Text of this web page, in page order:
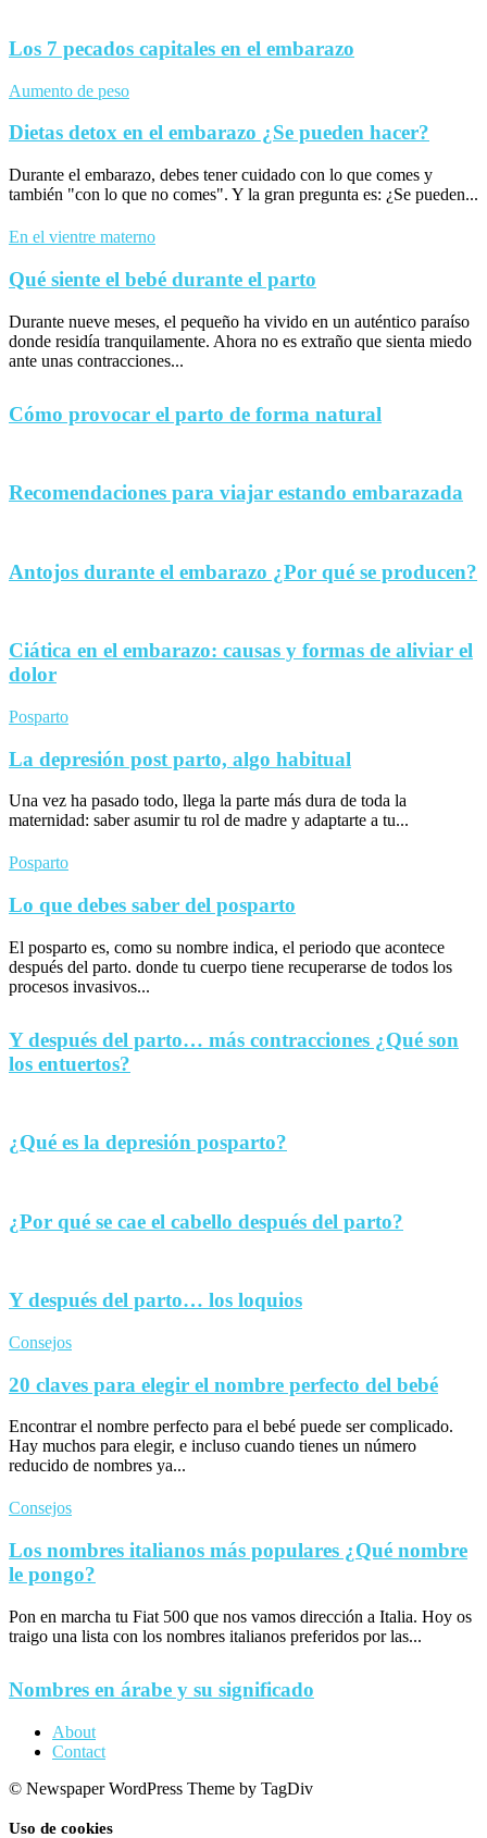
Los 7 pecados capitales en el embarazo
Aumento de peso
Dietas detox en el embarazo ¿Se pueden hacer?
Durante el embarazo, debes tener cuidado con lo que comes y
también "con lo que no comes". Y la gran pregunta es: ¿Se pueden...
En el vientre materno
Qué siente el bebé durante el parto
Durante nueve meses, el pequeño ha vivido en un auténtico paraíso
donde residía tranquilamente. Ahora no es extraño que sienta miedo
ante unas contracciones...
Cómo provocar el parto de forma natural
Recomendaciones para viajar estando embarazada
Antojos durante el embarazo ¿Por qué se producen?
Ciática en el embarazo: causas y formas de aliviar el
dolor
Posparto
La depresión post parto, algo habitual
Una vez ha pasado todo, llega la parte más dura de toda la
maternidad: saber asumir tu rol de madre y adaptarte a tu...
Posparto
Lo que debes saber del posparto
El posparto es, como su nombre indica, el periodo que acontece
después del parto. donde tu cuerpo tiene recuperarse de todos los
procesos invasivos...
Y después del parto… más contracciones ¿Qué son
los entuertos?
¿Qué es la depresión posparto?
¿Por qué se cae el cabello después del parto?
Y después del parto… los loquios
Consejos
20 claves para elegir el nombre perfecto del bebé
Encontrar el nombre perfecto para el bebé puede ser complicado.
Hay muchos para elegir, e incluso cuando tienes un número
reducido de nombres ya...
Consejos
Los nombres italianos más populares ¿Qué nombre
le pongo?
Pon en marcha tu Fiat 500 que nos vamos dirección a Italia. Hoy os
traigo una lista con los nombres italianos preferidos por las...
Nombres en árabe y su significado
About
Contact
© Newspaper WordPress Theme by TagDiv
Uso de cookies